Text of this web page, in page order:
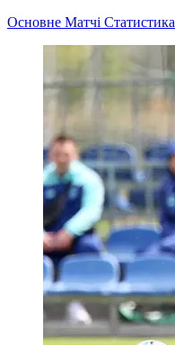
Основне Матчі Статистика